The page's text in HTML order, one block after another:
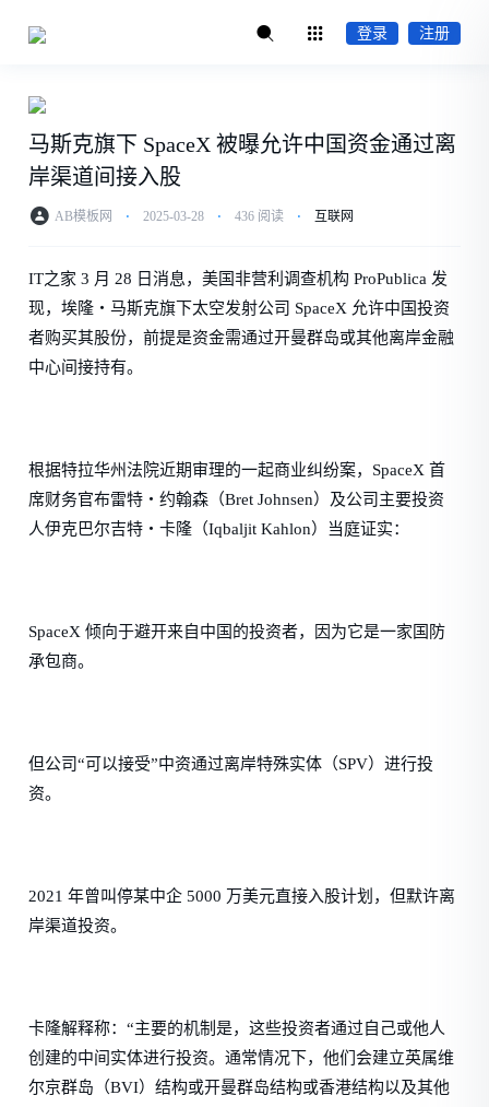
登录 注册
马斯克旗下 SpaceX 被曝允许中国资金通过离
岸渠道间接入股
AB模板网 ⋅ 2025-03-28 ⋅ 436 阅读 ⋅ 互联网
IT之家 3 月 28 日消息，美国非营利调查机构 ProPublica 发
现，埃隆・马斯克旗下太空发射公司 SpaceX 允许中国投资
者购买其股份，前提是资金需通过开曼群岛或其他离岸金融
中心间接持有。
根据特拉华州法院近期审理的一起商业纠纷案，SpaceX 首
席财务官布雷特・约翰森（Bret Johnsen）及公司主要投资
人伊克巴尔吉特・卡隆（Iqbaljit Kahlon）当庭证实：
SpaceX 倾向于避开来自中国的投资者，因为它是一家国防
承包商。
但公司“可以接受”中资通过离岸特殊实体（SPV）进行投
资。
2021 年曾叫停某中企 5000 万美元直接入股计划，但默许离
岸渠道投资。
卡隆解释称：“主要的机制是，这些投资者通过自己或他人
创建的中间实体进行投资。通常情况下，他们会建立英属维
尔京群岛（BVI）结构或开曼群岛结构或香港结构以及其他